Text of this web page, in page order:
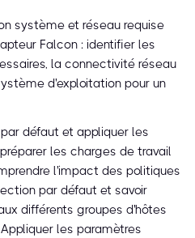
système et réseau requise
Falcon : identifier les
la connectivité réseau
d'exploitation pour un
défaut et appliquer les
les charges de travail
l'impact des politiques
par défaut et savoir
différents groupes d'hôtes
les paramètres